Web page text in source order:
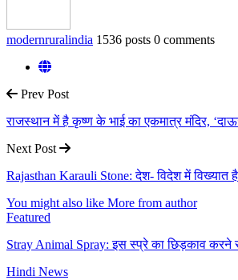
modernruralindia 1536 posts 0 comments
Prev Post
राजस्थान में है कृष्ण के भाई का एकमात्र मंदिर,
Next Post
Rajasthan Karauli Stone: देश- विदेश में
You might also like More from author
Featured
Stray Animal Spray: इस स्प्रे का छिड़काव
Hindi News